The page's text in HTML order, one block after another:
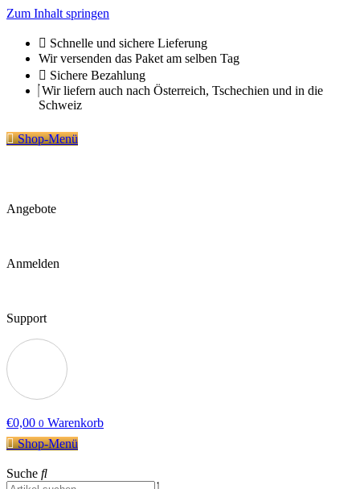
Zum Inhalt springen
Schnelle und sichere Lieferung
Wir versenden das Paket am selben Tag
Sichere Bezahlung
Wir liefern auch nach Österreich, Tschechien und in die
Schweiz
Shop-Menü
Angebote
Anmelden
Support
€0,00 0 Warenkorb
Shop-Menü
Suche